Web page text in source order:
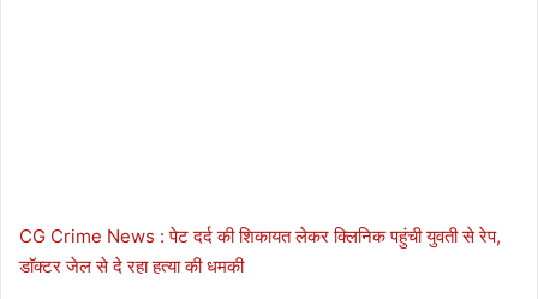
CG Crime News : पेट दर्द की शिकायत लेकर क्लिनिक पहुंची युवती से रेप,
डाॅक्टर जेल से दे रहा हत्या की धमकी